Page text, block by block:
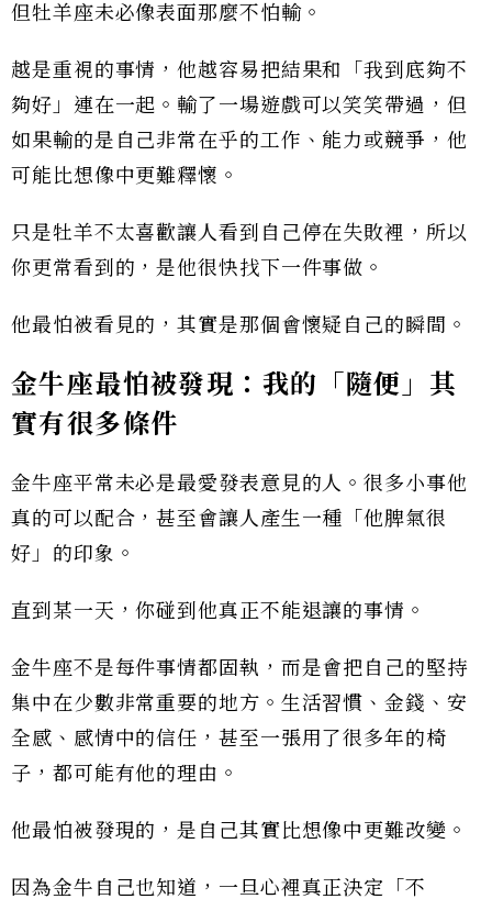
但牡羊座未必像表面那麼不怕輸。
越是重視的事情，他越容易把結果和「我到底夠不
夠好」連在一起。輸了一場遊戲可以笑笑帶過，但
如果輸的是自己非常在乎的工作、能力或競爭，他
可能比想像中更難釋懷。
只是牡羊不太喜歡讓人看到自己停在失敗裡，所以
你更常看到的，是他很快找下一件事做。
他最怕被看見的，其實是那個會懷疑自己的瞬間。
金牛座最怕被發現：我的「隨便」其
實有很多條件
金牛座平常未必是最愛發表意見的人。很多小事他
真的可以配合，甚至會讓人產生一種「他脾氣很
好」的印象。
直到某一天，你碰到他真正不能退讓的事情。
金牛座不是每件事情都固執，而是會把自己的堅持
集中在少數非常重要的地方。生活習慣、金錢、安
全感、感情中的信任，甚至一張用了很多年的椅
子，都可能有他的理由。
他最怕被發現的，是自己其實比想像中更難改變。
因為金牛自己也知道，一旦心裡真正決定「不